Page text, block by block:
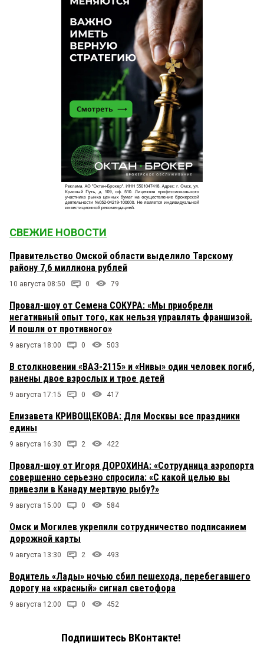
СВЕЖИЕ НОВОСТИ
Правительство Омской области выделило Тарскому
району 7,6 миллиона рублей
10 августа 08:50 0 79
Провал-шоу от Семена СОКУРА: «Мы приобрели
негативный опыт того, как нельзя управлять франшизой.
И пошли от противного»
9 августа 18:00 0 503
В столкновении «ВАЗ-2115» и «Нивы» один человек погиб,
ранены двое взрослых и трое детей
9 августа 17:15 0 417
Елизавета КРИВОЩЕКОВА: Для Москвы все праздники
едины
9 августа 16:30 2 422
Провал-шоу от Игоря ДОРОХИНА: «Сотрудница аэропорта
совершенно серьезно спросила: «С какой целью вы
привезли в Канаду мертвую рыбу?»
9 августа 15:00 0 584
Омск и Могилев укрепили сотрудничество подписанием
дорожной карты
9 августа 13:30 2 493
Водитель «Лады» ночью сбил пешехода, перебегавшего
дорогу на «красный» сигнал светофора
9 августа 12:00 0 452
Подпишитесь ВКонтакте!